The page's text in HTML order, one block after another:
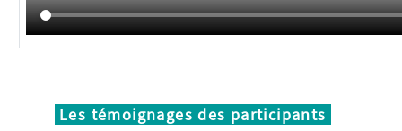
Les témoignages des participants